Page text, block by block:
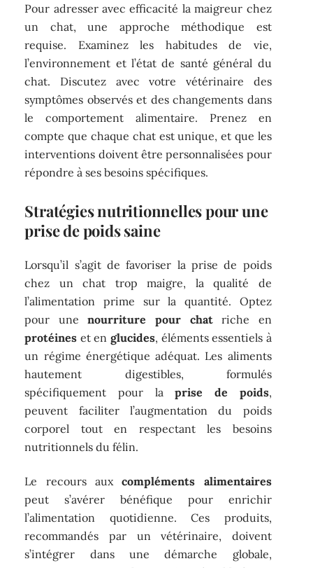
Pour adresser avec efficacité la maigreur chez
un chat, une approche méthodique est
requise. Examinez les habitudes de vie,
l’environnement et l’état de santé général du
chat. Discutez avec votre vétérinaire des
symptômes observés et des changements dans
le comportement alimentaire. Prenez en
compte que chaque chat est unique, et que les
interventions doivent être personnalisées pour
répondre à ses besoins spécifiques.
Stratégies nutritionnelles pour une
prise de poids saine
Lorsqu’il s’agit de favoriser la prise de poids
chez un chat trop maigre, la qualité de
l’alimentation prime sur la quantité. Optez
pour unenourriture pour chatriche en
protéines et en glucides, éléments essentiels à
un régime énergétique adéquat. Les aliments
hautement digestibles, formulés
spécifiquement pour laprise de poids,
peuvent faciliter l’augmentation du poids
corporel tout en respectant les besoins
nutritionnels du félin.
Le recours auxcompléments alimentaires
peut s’avérer bénéfique pour enrichir
l’alimentation quotidienne. Ces produits,
recommandés par un vétérinaire, doivent
s’intégrer dans une démarche globale,